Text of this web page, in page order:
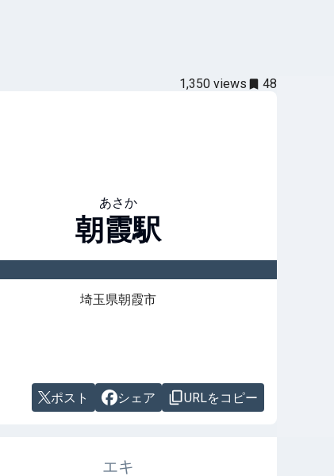
1,350 views 48
あさか
朝霞駅
埼玉県朝霞市
ポスト シェア URLをコピー
エキ